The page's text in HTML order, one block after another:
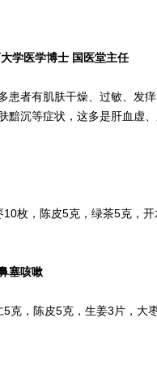
医学博士 国医堂主任
者有肌肤干燥、过敏、发痒
黯沉等症状，这多是肝血虚
，陈皮5克，绿茶5克，开
塞咳嗽
，陈皮5克，生姜3片，大